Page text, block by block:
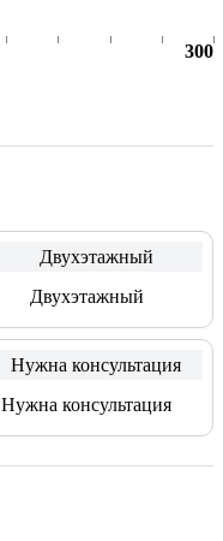
300
Двухэтажный
Нужна консультация